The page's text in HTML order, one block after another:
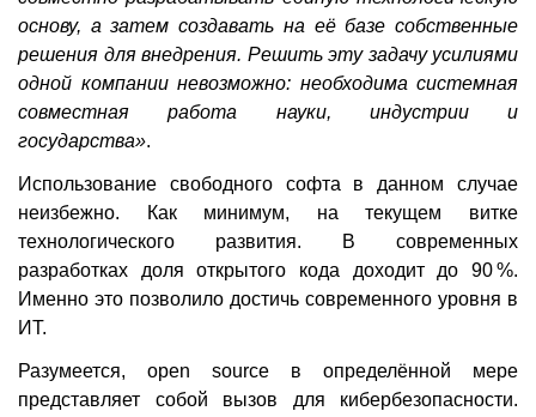
основу, а затем создавать на её базе собственные
решения для внедрения. Решить эту задачу усилиями
одной компании невозможно: необходима системная
совместная работа науки, индустрии и
государства».
Использование свободного софта в данном случае
неизбежно. Как минимум, на текущем витке
технологического развития. В современных
разработках доля открытого кода доходит до 90 %.
Именно это позволило достичь современного уровня в
ИТ.
Разумеется, open source в определённой мере
представляет собой вызов для кибербезопасности.